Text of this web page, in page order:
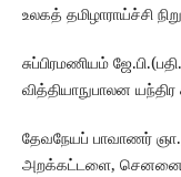
உலகத் தமிழாராய்ச்சி
சுப்பிரமணியம்
வித்தியாநுபாலன
தேவநேயப் பாவாணர்
அறக்கட்டளை,